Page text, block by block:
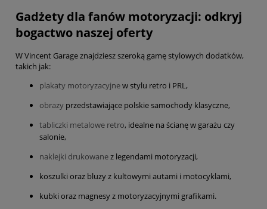
Gadżety dla fanów motoryzacji: odkryj
bogactwo naszej oferty
W Vincent Garage znajdziesz szeroką gamę stylowych dodatków,
takich jak:
plakaty motoryzacyjnew stylu retro i PRL,
obrazy przedstawiające polskie samochody klasyczne,
tabliczki metalowe retro, idealne na ścianę w garażu czy
salonie,
naklejki drukowanez legendami motoryzacji,
koszulki oraz bluzy z kultowymi autami i motocyklami,
kubki oraz magnesy z motoryzacyjnymi grafikami.